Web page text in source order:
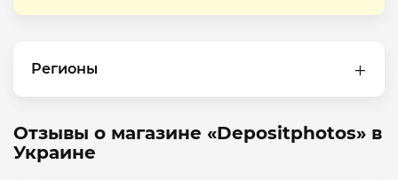
Регионы
Отзывы о магазине «Depositphotos» в
Украине